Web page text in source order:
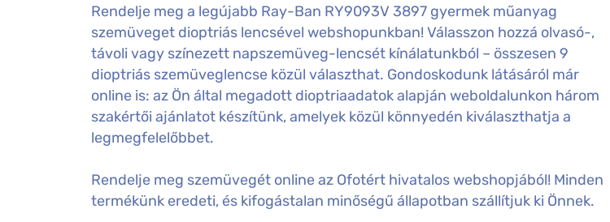
Rendelje meg a legújabb Ray-Ban RY9093V 3897 gyermek műanyag
szemüveget dioptriás lencsével webshopunkban! Válasszon hozzá olvasó-,
távoli vagy színezett napszemüveg-lencsét kínálatunkból – összesen 9
dioptriás szemüveglencse közül választhat. Gondoskodunk látásáról már
online is: az Ön által megadott dioptriaadatok alapján weboldalunkon három
szakértői ajánlatot készítünk, amelyek közül könnyedén kiválaszthatja a
legmegfelelőbbet.
Rendelje meg szemüvegét online az Ofotért hivatalos webshopjából! Minden
termékünk eredeti, és kifogástalan minőségű állapotban szállítjuk ki Önnek.